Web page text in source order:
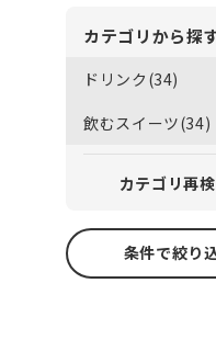
カテゴリから探
ドリンク(34)
飲むスイーツ(34)
カテゴリ再
条件で絞り